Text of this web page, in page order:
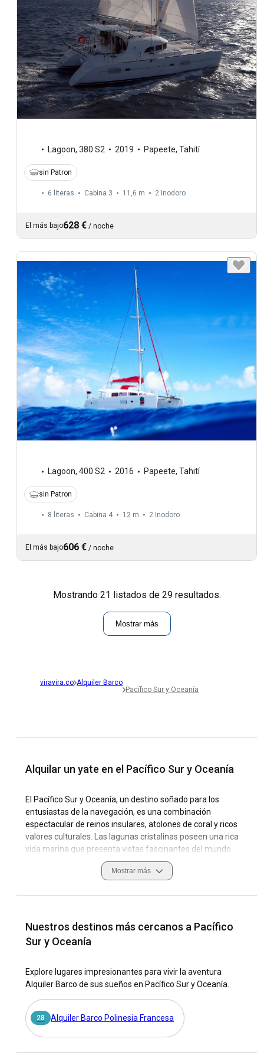
Lagoon, 380 S2 2019 Papeete, Tahití
sin Patron
6 literas Cabina 3 11,6 m 2 Inodoro
El más bajo628 € / noche
Lagoon, 400 S2 2016 Papeete, Tahití
sin Patron
8 literas Cabina 4 12 m 2 Inodoro
El más bajo606 € / noche
Mostrando 21 listados de 29 resultados.
Mostrar más
viravira.co Alquiler Barco
Pacífico Sur y Oceanía
Alquilar un yate en el Pacífico Sur y Oceanía
El Pacífico Sur y Oceanía, un destino soñado para los
entusiastas de la navegación, es una combinación
espectacular de reinos insulares, atolones de coral y ricos
valores culturales. Las lagunas cristalinas poseen una rica
vida marina que presenta vistas fascinantes del mundo
submarino. Con su belleza geográfica acentuada por la
extensa costa, diversas condiciones marítimas y playas
ofrecen experiencias de navegación distintivas. Las mejores
marinas y puertos proporcionan un alquiler de yates y
barcos rápido y sin complicaciones. Los yates para alquiler
tripulación o con patrón, y planes de alquiler como diario, por
hora o semanal, hacen que navegar en el Pacífico Sur y
Oceanía sea una actividad alegre y flexible. Esta sección
ofrece una comprensión inmersiva del Pacífico Sur y
Oceanía como un destino de viaje y navegación.
¿Por qué elegir el Pacífico Sur y Oceanía como el
Mostrar más
Nuestros destinos más cercanos a Pacífico
Sur y Oceanía
Explore lugares impresionantes para vivir la aventura
Alquiler Barco de sus sueños en Pacífico Sur y Oceanía.
28 Alquiler Barco Polinesia Francesa